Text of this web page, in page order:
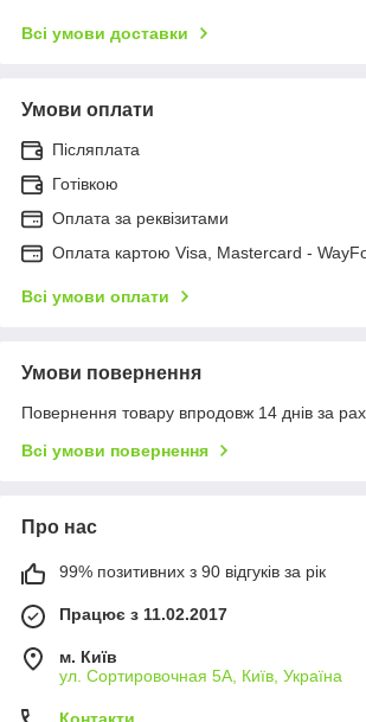
Всі умови доставки
Умови оплати
Післяплата
Готівкою
Оплата за реквізитами
Оплата картою Visa, Mastercard -
Всі умови оплати
Умови повернення
Повернення товару впродовж 14 днів за
Всі умови повернення
Про нас
99% позитивних з 90 відгуків за рік
Працює з 11.02.2017
м. Київ
ул. Сортировочная 5А, Київ, Україна
Контакти